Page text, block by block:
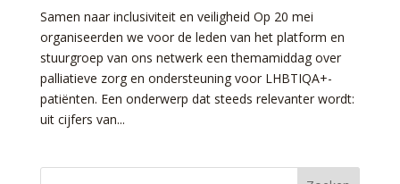
Samen naar inclusiviteit en veiligheid Op 20 mei
organiseerden we voor de leden van het platform en
stuurgroep van ons netwerk een themamiddag over
palliatieve zorg en ondersteuning voor LHBTIQA+-
patiënten. Een onderwerp dat steeds relevanter wordt:
uit cijfers van...